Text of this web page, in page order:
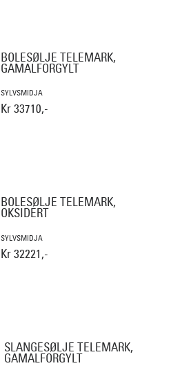
BOLESØLJE TELEMARK,
GAMALFORGYLT
SYLVSMIDJA
Kr 33710,-
BOLESØLJE TELEMARK,
OKSIDERT
SYLVSMIDJA
Kr 32221,-
SLANGESØLJE TELEMARK,
GAMALFORGYLT